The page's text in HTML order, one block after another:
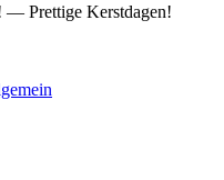
Prettige Kerstdagen!